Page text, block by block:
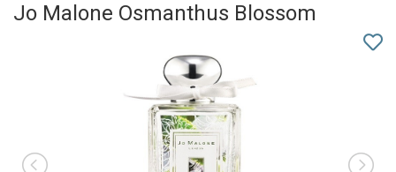
Jo Malone Osmanthus Blossom